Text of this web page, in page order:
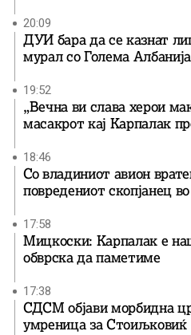
20:09
ДУИ бара да се казнат
мурал со Голема Албанија
19:52
„Вечна ви слава херои
масакрот кај Карпалак
18:46
Со владиниот авион
повредениот скопјанец
17:58
Мицкоски: Карпалак е
обврска да паметиме
17:38
СДСМ објави морбидна
умреница за Стоиљковиќ